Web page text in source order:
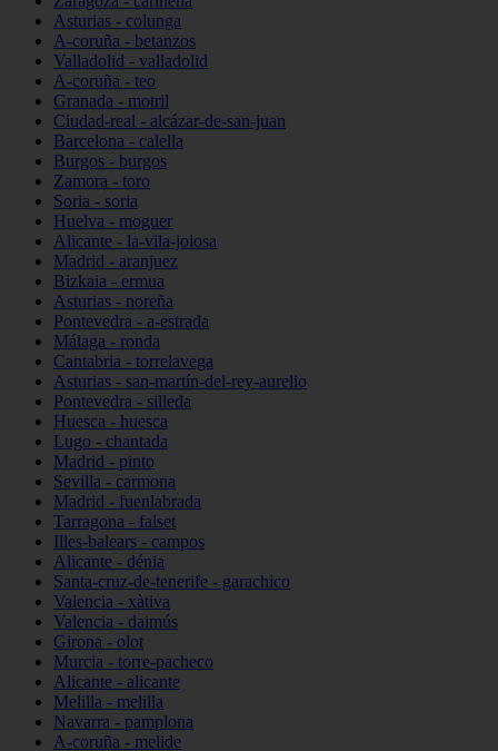
Asturias - colunga
A-coruña - betanzos
Valladolid - valladolid
A-coruña - teo
Granada - motril
Ciudad-real - alcázar-de-san-juan
Barcelona - calella
Burgos - burgos
Zamora - toro
Soria - soria
Huelva - moguer
Alicante - la-vila-joiosa
Madrid - aranjuez
Bizkaia - ermua
Asturias - noreña
Pontevedra - a-estrada
Málaga - ronda
Cantabria - torrelavega
Asturias - san-martín-del-rey-aurelio
Pontevedra - silleda
Huesca - huesca
Lugo - chantada
Madrid - pinto
Sevilla - carmona
Madrid - fuenlabrada
Tarragona - falset
Illes-balears - campos
Alicante - dénia
Santa-cruz-de-tenerife - garachico
Valencia - xàtiva
Valencia - daimús
Girona - olot
Murcia - torre-pacheco
Alicante - alicante
Melilla - melilla
Navarra - pamplona
A-coruña - melide